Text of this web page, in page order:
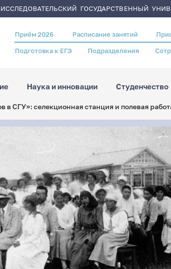
ГОСУДАРСТВЕННЫЙ
Header
menu
Приём 2026 Расписание занятий
Подготовка к ЕГЭ Подразделения
Наука и инновации Студенчество
в СГУ»: cелекционная станция и полевая